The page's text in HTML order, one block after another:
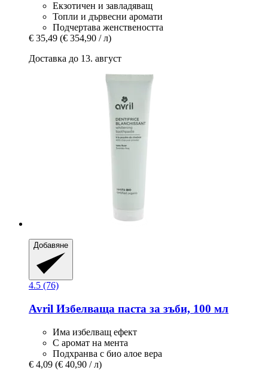
Екзотичен и завладяващ
Топли и дървесни аромати
Подчертава женствеността
€ 35,49 (€ 354,90 / л)
Доставка до 13. август
Добавяне
4.5 (76)
Avril Избелваща паста за зъби, 100 мл
Има избелващ ефект
С аромат на мента
Подхранва с био алое вера
€ 4,09 (€ 40,90 / л)